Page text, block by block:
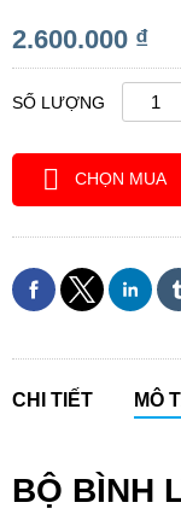
2.600.000 ₫
SỐ LƯỢNG
CHỌN MUA
CHI TIẾT MÔ
BỘ BÌNH